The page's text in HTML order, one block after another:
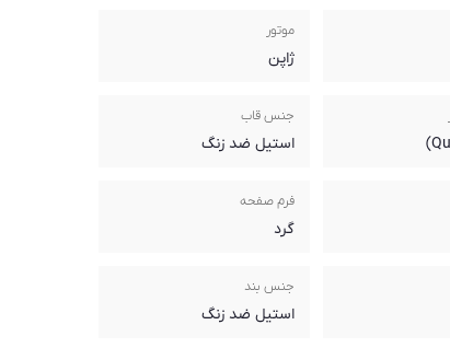
موتور
ژاپن
جنس قاب
استیل ضد زنگ
فرم صفحه
گرد
جنس بند
استیل ضد زنگ